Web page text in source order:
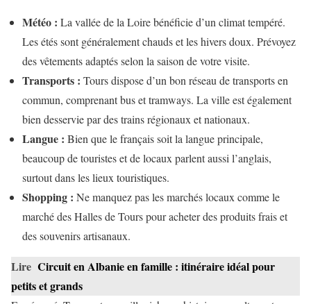
Météo : La vallée de la Loire bénéficie d’un climat tempéré.
Les étés sont généralement chauds et les hivers doux. Prévoyez
des vêtements adaptés selon la saison de votre visite.
Transports : Tours dispose d’un bon réseau de transports en
commun, comprenant bus et tramways. La ville est également
bien desservie par des trains régionaux et nationaux.
Langue : Bien que le français soit la langue principale,
beaucoup de touristes et de locaux parlent aussi l’anglais,
surtout dans les lieux touristiques.
Shopping : Ne manquez pas les marchés locaux comme le
marché des Halles de Tours pour acheter des produits frais et
des souvenirs artisanaux.
Lire Circuit en Albanie en famille : itinéraire idéal pour
petits et grands